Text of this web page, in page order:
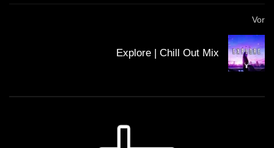
Vor
Explore | Chill Out Mix